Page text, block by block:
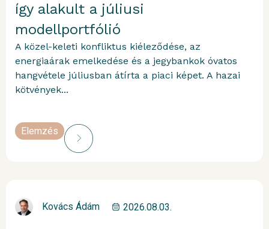
így alakult a júliusi
modellportfólió
A közel-keleti konfliktus kiéleződése, az
energiaárak emelkedése és a jegybankok óvatos
hangvétele júliusban átírta a piaci képet. A hazai
kötvények...
Elemzés
Kovács Ádám 2026.08.03.